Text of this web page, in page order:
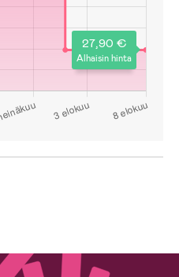
27,90 €
Alhaisin hinta